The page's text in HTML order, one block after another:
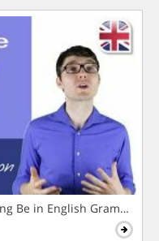
Be in English Grammar